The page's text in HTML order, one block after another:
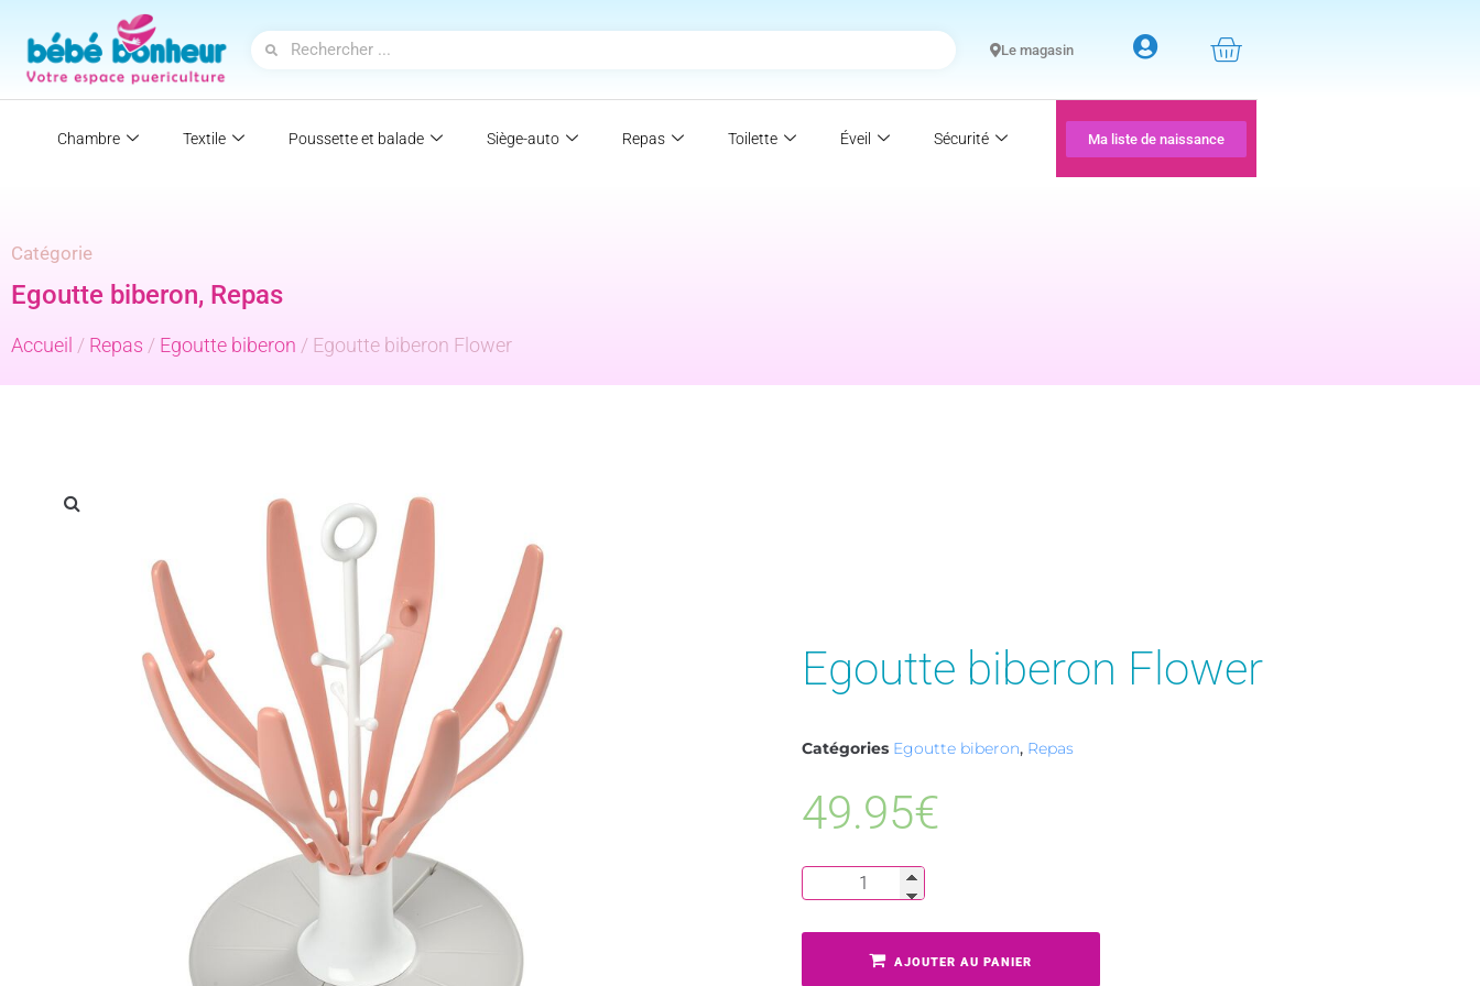
Le magasin
Chambre Textile Poussette et balade Siège-auto Repas Toilette Éveil Sécurité Ma liste de naissance
Catégorie
Egoutte biberon, Repas
Accueil / Repas / Egoutte biberon / Egoutte biberon Flower
Egoutte biberon Flower
Catégories Egoutte biberon, Repas
49.95€
AJOUTER AU PANIER